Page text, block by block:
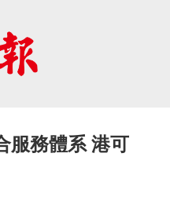
服務體系 港可